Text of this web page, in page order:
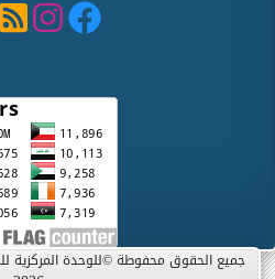
جميع الحقوق محفوطة ©للوحدة المركزية